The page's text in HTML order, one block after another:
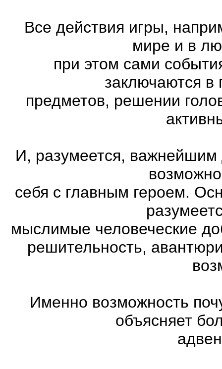
Все действия игры,
мире и в
при этом сами
заключаются в
предметов, решении
И, разумеется, важнейшим
себя с главным героем.
мыслимые человеческие
решительность,
Именно возможность
объясняет